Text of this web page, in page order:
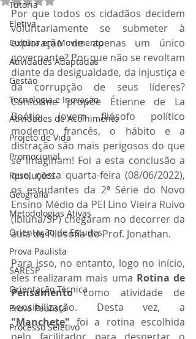
Tutoria
Eletiva
Cultura em Movimento
Atividades Adaptadas
Gestão
Tecnologia e Inovação
Atividades de Acolhimento
Projeto de Vida
Promocional
Resoluções
Geografia
Metodologias Ativas
Orientação de Estudos
Prova Paulista
SARESP
Orientação Técnica
Prova Paulista
Processo Seletivo
Por que todos os cidadãos decidem
voluntariamente se submeter à
exploração de apenas um único
governante? Por que não se revoltam
diante da desigualdade, da injustiça e
da corrupção de seus líderes?
Conforme propõe Étienne de La
Boétie, jovem filósofo político
moderno francês, o hábito e a
distração são mais perigosos do que
se imaginam! Foi a esta conclusão a
que, nesta quarta-feira (08/06/2022),
os estudantes da 2ª Série do Novo
Ensino Médio da PEI Lino Vieira Ruivo
(Ibiúna/SP) chegaram no decorrer da
aula de Filosofia do Prof. Jonathan.
Para isso, no entanto, logo no início,
eles realizaram mais uma Rotina de
Pensamento como atividade de
"Manchete" foi a rotina escolhida
pelo facilitador para despertar o